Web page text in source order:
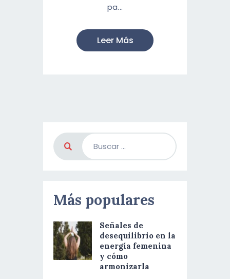
pa...
Leer Más
Más populares
Señales de
desequilibrio en la
energía femenina
y cómo
armonizarla